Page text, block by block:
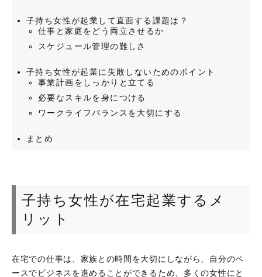
子持ち女性が起業して直面する課題は？
仕事と家庭をどう両立させるか
スケジュール管理の難しさ
子持ち女性が起業に失敗しないためのポイント
事業計画をしっかりと立てる
必要なスキルを身につける
ワークライフバランスを大切にする
まとめ
子持ち女性が在宅起業するメ
リット
在宅での仕事は、家族との時間を大切にしながら、自分のペ
ースでビジネスを進めることができるため、多くの女性にと